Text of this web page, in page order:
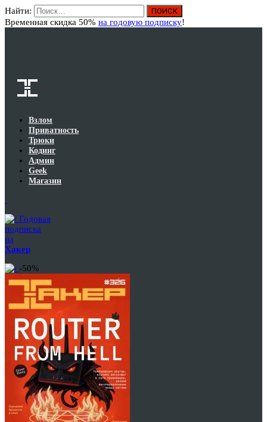
Найти:
Временная скидка 50% на годовую подписку!
Взлом
Приватность
Трюки
Кодинг
Админ
Geek
Магазин
Годовая
подписка
на
Хакер
-50%